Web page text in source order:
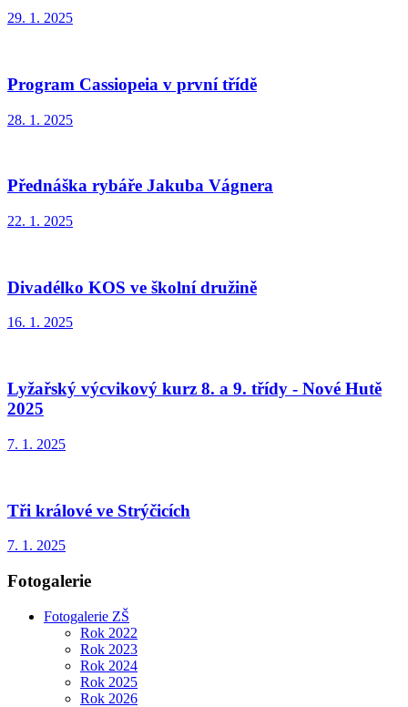
29. 1. 2025
Program Cassiopeia v první třídě
28. 1. 2025
Přednáška rybáře Jakuba Vágnera
22. 1. 2025
Divadélko KOS ve školní družině
16. 1. 2025
Lyžařský výcvikový kurz 8. a 9. třídy - Nové Hutě
2025
7. 1. 2025
Tři králové ve Strýčicích
7. 1. 2025
Fotogalerie
Fotogalerie ZŠ
Rok 2022
Rok 2023
Rok 2024
Rok 2025
Rok 2026